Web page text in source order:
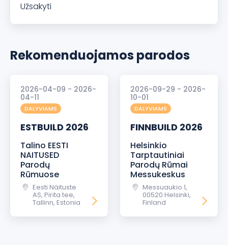
Užsakyti
Rekomenduojamos parodos
2026-04-09 - 2026-
04-11
DALYVIAMS
ESTBUILD 2026
Talino EESTI
NAITUSED
Parodų
Rūmuose
Eesti Näituste
AS, Pirita tee,
Tallinn, Estonia
2026-09-29 - 2026-
10-01
DALYVIAMS
FINNBUILD 2026
Helsinkio
Tarptautiniai
Parodų Rūmai
Messukeskus
Messuaukio 1,
00520 Helsinki,
Finland